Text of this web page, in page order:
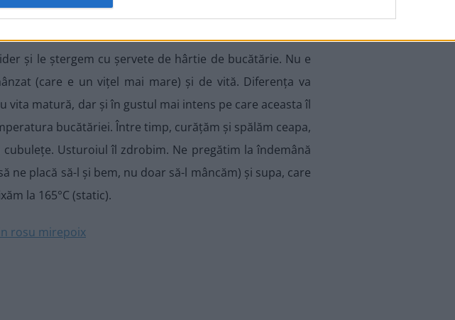
și le ștergem cu șervete de hârtie de bucătărie. Nu e
(care e un vițel mai mare) și de vită. Diferența va
matură, dar și în gustul mai intens pe care aceasta îl
bucătăriei. Între timp, curățăm și spălăm ceapa,
Usturoiul îl zdrobim. Ne pregătim la îndemână
ne placă să-l și bem, nu doar să-l mâncăm) și supa, care
la 165°C (static).